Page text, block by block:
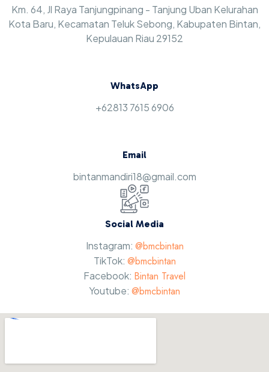
Km. 64, Jl Raya Tanjungpinang - Tanjung Uban Kelurahan
Kota Baru, Kecamatan Teluk Sebong, Kabupaten Bintan,
Kepulauan Riau 29152
WhatsApp
+62813 7615 6906
Email
bintanmandiri18@gmail.com
Social Media
Instagram: @bmcbintan
TikTok: @bmcbintan
Facebook: Bintan Travel
Youtube: @bmcbintan